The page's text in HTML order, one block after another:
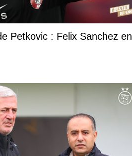
Petkovic : Felix Sanchez en